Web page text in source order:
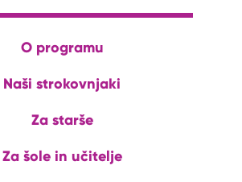
O programu
Naši strokovnjaki
Za starše
Za šole in učitelje